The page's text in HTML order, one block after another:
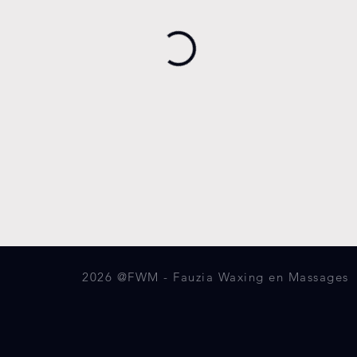
2026 @FWM - Fauzia Waxing en Massages